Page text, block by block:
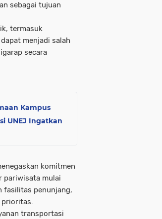
sebagai tujuan
termasuk
menjadi salah
secara
Kampus
UNEJ Ingatkan
komitmen
pariwisata mulai
fasilitas penunjang,
prioritas.
transportasi